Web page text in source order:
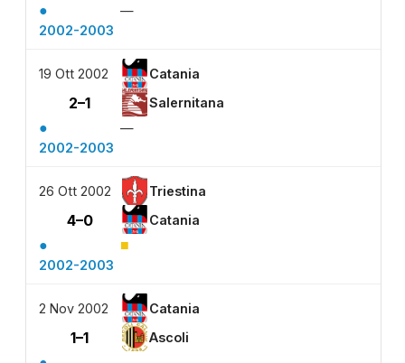
●
—
2002-2003
19 Ott 2002 Catania
2–1 Salernitana
●
—
2002-2003
26 Ott 2002 Triestina
4–0 Catania
● ■
2002-2003
2 Nov 2002 Catania
1–1 Ascoli